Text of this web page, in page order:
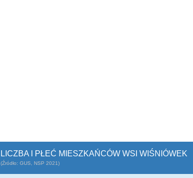
LICZBA I PŁEĆ MIESZKAŃCÓW WSI WIŚNIÓWEK
(Źródło: GUS, NSP 2021)